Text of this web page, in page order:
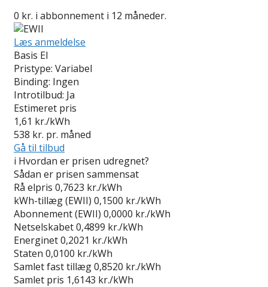
0 kr. i abbonnement i 12 måneder.
Læs anmeldelse
Basis El
Pristype: Variabel
Binding: Ingen
Introtilbud: Ja
Estimeret pris
1,61 kr./kWh
538 kr. pr. måned
Gå til tilbud
i Hvordan er prisen udregnet?
Sådan er prisen sammensat
Rå elpris 0,7623 kr./kWh
kWh-tillæg (EWII) 0,1500 kr./kWh
Abonnement (EWII) 0,0000 kr./kWh
Netselskabet0,4899 kr./kWh
Energinet0,2021 kr./kWh
Staten 0,0100 kr./kWh
Samlet fast tillæg0,8520 kr./kWh
Samlet pris 1,6143 kr./kWh